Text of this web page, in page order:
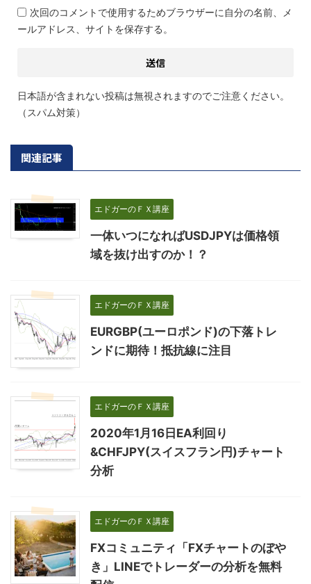
次回のコメントで使用するためブラウザーに自分の名前、メ
ールアドレス、サイトを保存する。
日本語が含まれない投稿は無視されますのでご注意ください。
（スパム対策）
関連記事
エドガーのＦＸ講座
一体いつになればUSDJPYは価格領
域を抜け出すのか！？
エドガーのＦＸ講座
EURGBP(ユーロポンド)の下落トレ
ンドに期待！抵抗線に注目
エドガーのＦＸ講座
2020年1月16日EA利回り
&CHFJPY(スイスフラン円)チャート
分析
エドガーのＦＸ講座
FXコミュニティ「FXチャートのぼや
き」LINEでトレーダーの分析を無料